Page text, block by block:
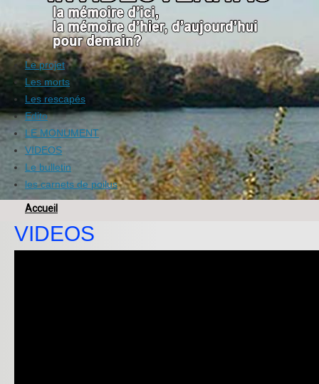
Le projet
Les morts
Les rescapés
Edito
LE MONUMENT
VIDEOS
Le bulletin
les carnets de poilus
Accueil
VIDEOS